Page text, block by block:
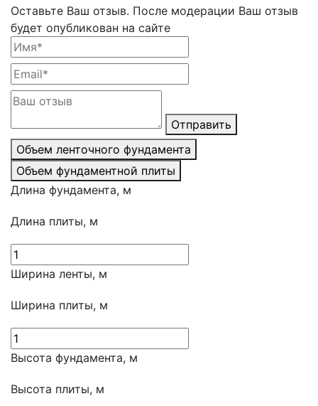
Оставьте Ваш отзыв. После модерации Ваш отзыв
будет опубликован на сайте
Отправить
Объем ленточного фундамента
Объем фундаментной плиты
Длина фундамента, м
Длина плиты, м
Ширина ленты, м
Ширина плиты, м
Высота фундамента, м
Высота плиты, м